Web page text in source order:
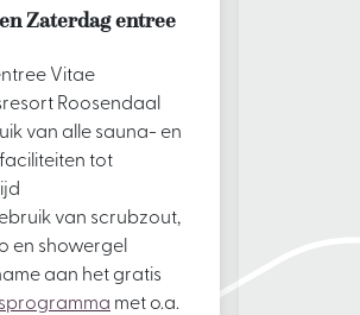
Zaterdag entree
Vitae
Roosendaal
van alle sauna- en
tot
van scrubzout,
en showergel
aan het gratis
met o.a.